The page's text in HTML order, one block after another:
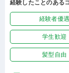
経験したことのある
経験者優遇
学生歓迎
髪型自由